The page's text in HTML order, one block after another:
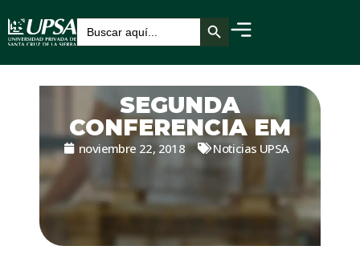
Buscar: Botón de búsqueda
SEGUNDA
CONFERENCIA EM
noviembre 22, 2018 Noticias UPSA